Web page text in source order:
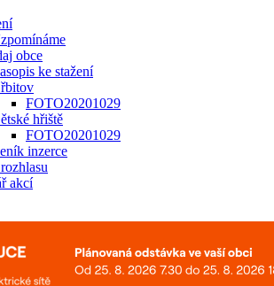
obce
ke stažení
FOTO20201029
hřiště
FOTO20201029
inzerce
akcí